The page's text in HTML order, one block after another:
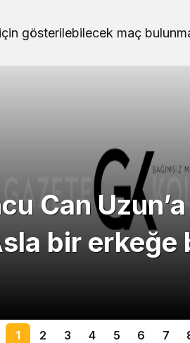
gösterilebilecek maç
Can
bir erkeğe
1 2 3 4 5 6 7